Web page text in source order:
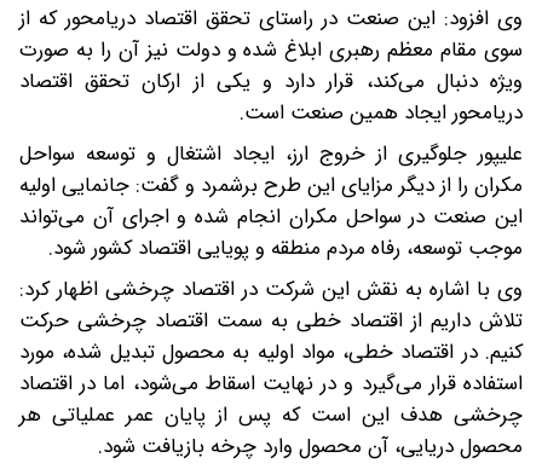
وی افزود: این صنعت در راستای تحقق اقتصاد دریامحور که از
سوی مقام معظم رهبری ابلاغ شده و دولت نیز آن را به صورت
ویژه دنبال می‌کند، قرار دارد و یکی از ارکان تحقق اقتصاد
دریامحور ایجاد همین صنعت است.
علیپور جلوگیری از خروج ارز، ایجاد اشتغال و توسعه سواحل
مکران را از دیگر مزایای این طرح برشمرد و گفت: جانمایی اولیه
این صنعت در سواحل مکران انجام شده و اجرای آن می‌تواند
موجب توسعه، رفاه مردم منطقه و پویایی اقتصاد کشور شود.
وی با اشاره به نقش این شرکت در اقتصاد چرخشی اظهار کرد:
تلاش داریم از اقتصاد خطی به سمت اقتصاد چرخشی حرکت
کنیم. در اقتصاد خطی، مواد اولیه به محصول تبدیل شده، مورد
استفاده قرار می‌گیرد و در نهایت اسقاط می‌شود، اما در اقتصاد
چرخشی هدف این است که پس از پایان عمر عملیاتی هر
محصول دریایی، آن محصول وارد چرخه بازیافت شود.